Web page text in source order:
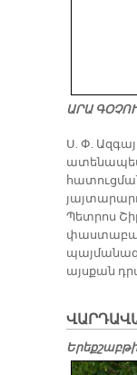
ԱՐԱ
Ս. Փ.
Պետրոս
այսքան